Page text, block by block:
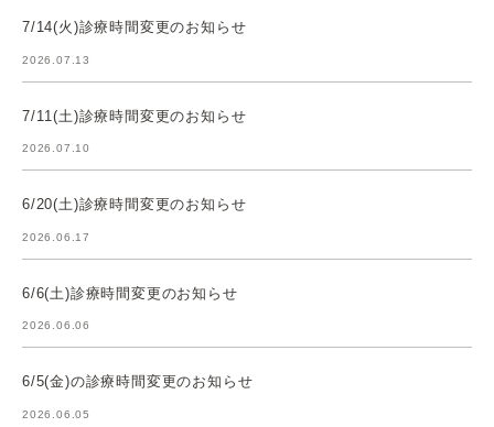
7/14(火)診療時間変更のお知らせ
2026.07.13
7/11(土)診療時間変更のお知らせ
2026.07.10
6/20(土)診療時間変更のお知らせ
2026.06.17
6/6(土)診療時間変更のお知らせ
2026.06.06
6/5(金)の診療時間変更のお知らせ
2026.06.05